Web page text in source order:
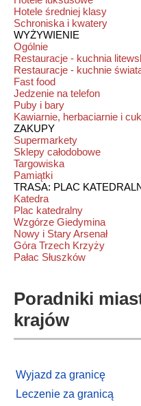
Hotele średniej klasy
Schroniska i kwatery
WYŻYWIENIE
Ogólnie
Restauracje - kuchnia
Restauracje - kuchnie
Fast food
Jedzenie na telefon
Puby i bary
Kawiarnie, herbaciarnie i
ZAKUPY
Supermarkety
Sklepy całodobowe
Targowiska
Pamiątki
TRASA: PLAC
Katedra
Plac katedralny
Wzgórze Giedymina
Nowy i Stary Arsenał
Góra Trzech Krzyży
Pałac Słuszków
Poradniki
krajów
Wyjazd za granicę
Leczenie za granicą